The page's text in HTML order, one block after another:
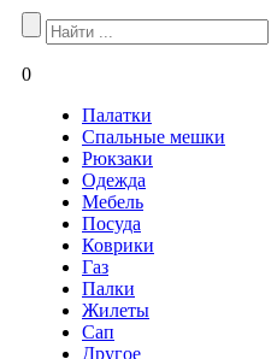
0
Палатки
Спальные мешки
Рюкзаки
Одежда
Мебель
Посуда
Коврики
Газ
Палки
Жилеты
Сап
Другое